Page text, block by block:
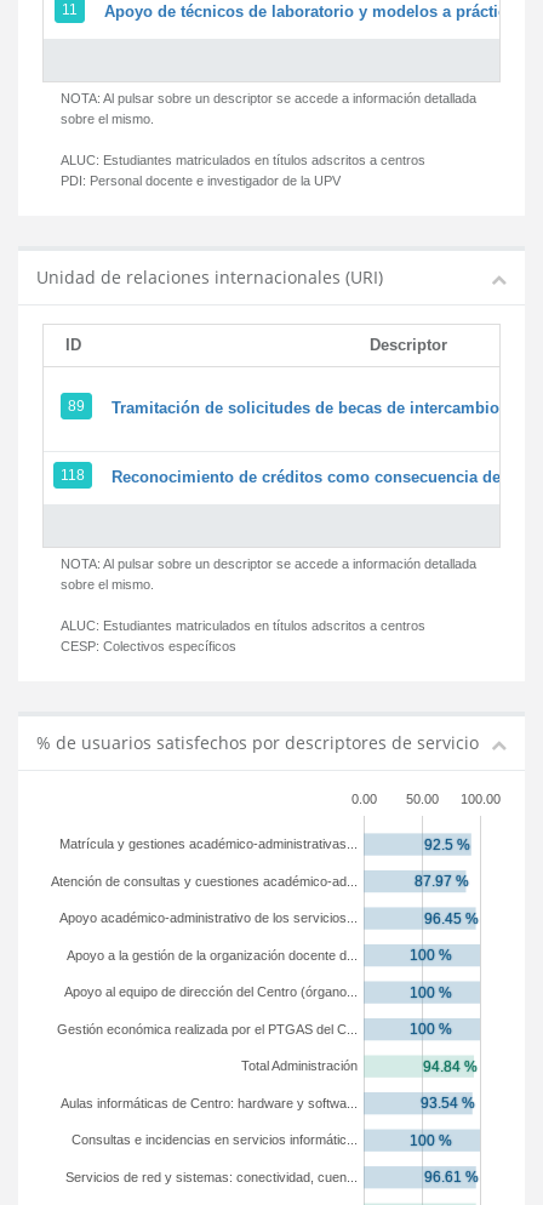
11 Apoyo de técnicos de laboratorio y modelos a prácticas
NOTA: Al pulsar sobre un descriptor se accede a información detallada
sobre el mismo.
ALUC: Estudiantes matriculados en títulos adscritos a centros
PDI: Personal docente e investigador de la UPV
Unidad de relaciones internacionales (URI)
ID Descriptor
89 Tramitación de solicitudes de becas de intercambio
118 Reconocimiento de créditos como consecuencia de un
NOTA: Al pulsar sobre un descriptor se accede a información detallada
sobre el mismo.
ALUC: Estudiantes matriculados en títulos adscritos a centros
CESP: Colectivos específicos
% de usuarios satisfechos por descriptores de servicio
0.00 50.00 100.00
Servicios de red y sistemas: conectividad, cuen...
Consultas e incidencias en servicios informátic...
Aulas informáticas de Centro: hardware y softwa...
Total Administración
Gestión económica realizada por el PTGAS del C...
Apoyo al equipo de dirección del Centro (órgano...
Apoyo a la gestión de la organización docente d...
Apoyo académico-administrativo de los servicios...
Atención de consultas y cuestiones académico-ad...
Matrícula y gestiones académico-administrativas...